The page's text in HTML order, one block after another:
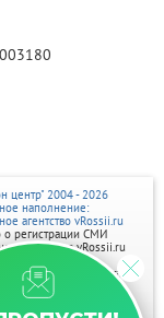
центр" 2004 - 2026
наполнение:
агентство vRossii.ru
о регистрации СМИ
агентства vRossii.ru
04 марта
Нарыков А. Н.
размещаются на